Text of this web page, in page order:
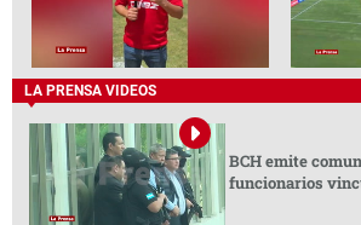
LA PRENSA VIDEOS
BCH emite
funcionarios